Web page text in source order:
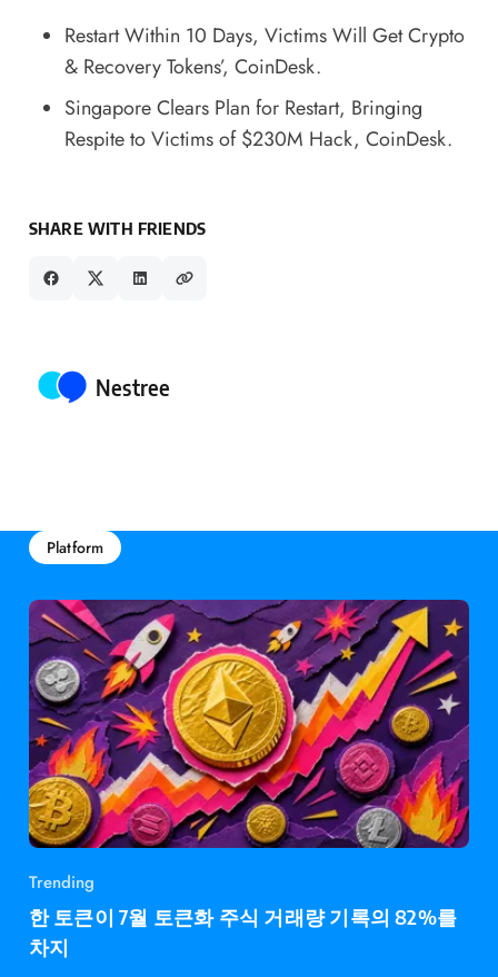
Restart Within 10 Days, Victims Will Get Crypto
& Recovery Tokens’, CoinDesk.
Singapore Clears Plan for Restart, Bringing
Respite to Victims of $230M Hack, CoinDesk.
SHARE WITH FRIENDS
Posted by
Nestree
Platform
Trending
한 토큰이 7월 토큰화 주식 거래량 기록의 82%를
차지